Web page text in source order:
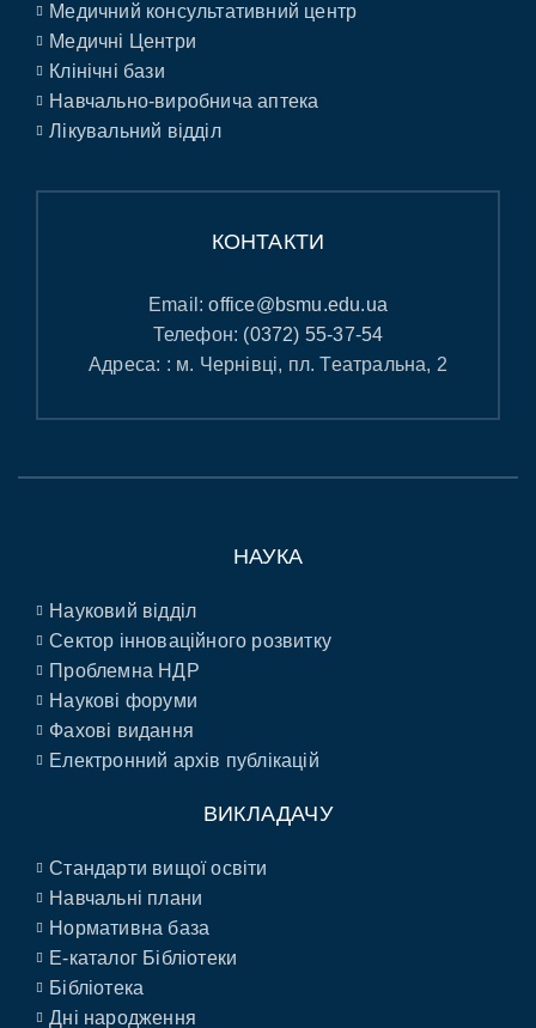
Медичний консультативний центр
Медичні Центри
Клінічні бази
Навчально-виробнича аптека
Лікувальний відділ
КОНТАКТИ
Email:office@bsmu.edu.ua
Телефон: (0372) 55-37-54
Адреса: : м. Чернівці, пл. Театральна, 2
НАУКА
Науковий відділ
Сектор інноваційного розвитку
Проблемна НДР
Наукові форуми
Фахові видання
Електронний архів публікацій
ВИКЛАДАЧУ
Стандарти вищої освіти
Навчальні плани
Нормативна база
E-каталог Бібліотеки
Бібліотека
Дні народження